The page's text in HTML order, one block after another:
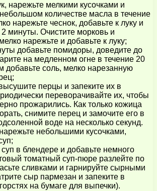
нарежьте мелкими кусочками и
количестве масла в течение
нарежьте чеснок, добавьте к луку и
минуты. Очистите морковь и
нарежьте и добавьте к луку;
добавьте помидоры, доведите до
на медленном огне в течение 20
добавьте соль, мелко нарезанную
перцы и запеките их в
переворачивайте их, чтобы
прожарились. Как только кожица
снимите перец и замочите его в
воде на несколько секунд.
небольшими кусочками,
в блендере и добавьте немного
томатный суп-пюре разлейте по
сливками и гарнируйте сырными
сыр пармезан и запеките в
на бумаге для выпечки).